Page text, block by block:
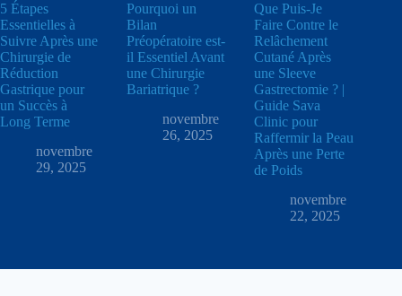
5 Étapes
Essentielles à
Suivre Après une
Chirurgie de
Réduction
Gastrique pour
un Succès à
Long Terme
novembre
29, 2025
Pourquoi un
Bilan
Préopératoire est-
il Essentiel Avant
une Chirurgie
Bariatrique ?
novembre
26, 2025
Que Puis-Je
Faire Contre le
Relâchement
Cutané Après
une Sleeve
Gastrectomie ? |
Guide Sava
Clinic pour
Raffermir la Peau
Après une Perte
de Poids
novembre
22, 2025